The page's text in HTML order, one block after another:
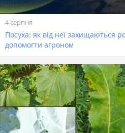
4 серпня
Посуха: як від неї захищаються
допомогти агроном